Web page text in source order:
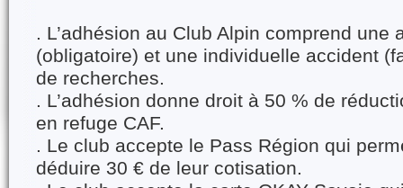
. L’adhésion au Club Alpin comprend une
(obligatoire) et une individuelle accident
de recherches.
. L’adhésion donne droit à 50 % de
en refuge CAF.
. Le club accepte le Pass Région qui
déduire 30 € de leur cotisation.